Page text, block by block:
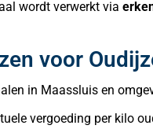
wordt verwerkt via
voor
in Maassluis en
vergoeding per kilo